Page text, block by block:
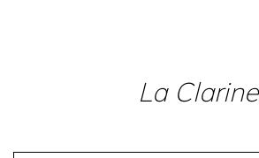
La Clarine